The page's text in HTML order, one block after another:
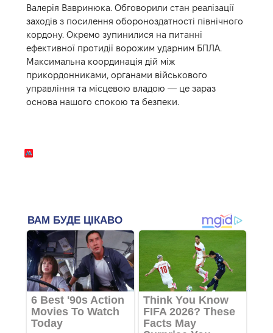
Валерія Вавринюка. Обговорили стан реалізації
заходів з посилення обороноздатності північного
кордону. Окремо зупинилися на питанні
ефективної протидії ворожим ударним БПЛА.
Максимальна координація дій між
прикордонниками, органами військового
управління та місцевою владою — це зараз
основа нашого спокою та безпеки.